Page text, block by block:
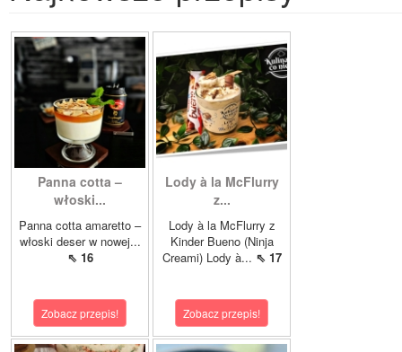
Panna cotta –
włoski...
Panna cotta amaretto –
włoski deser w nowej...
⇖ 16
Zobacz przepis!
Lody à la McFlurry
z...
Lody à la McFlurry z
Kinder Bueno (Ninja
Creami) Lody à... ⇖ 17
Zobacz przepis!